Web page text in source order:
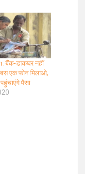
बैंक-डाकघर नहीं
बस एक फोन मिलाओ,
पैसा